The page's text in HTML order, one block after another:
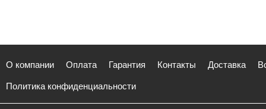
О компании Оплата Гарантия Контакты Доставка
Политика конфиденциальности